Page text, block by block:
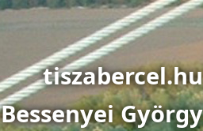
tiszabercel.hu
Bessenyei György